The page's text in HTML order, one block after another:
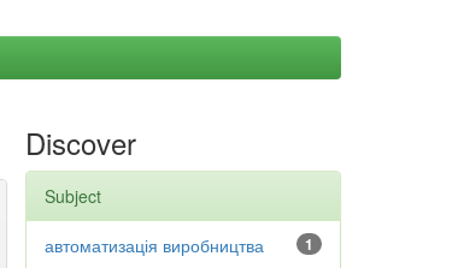
Discover
Subject
1
автоматизація виробництва